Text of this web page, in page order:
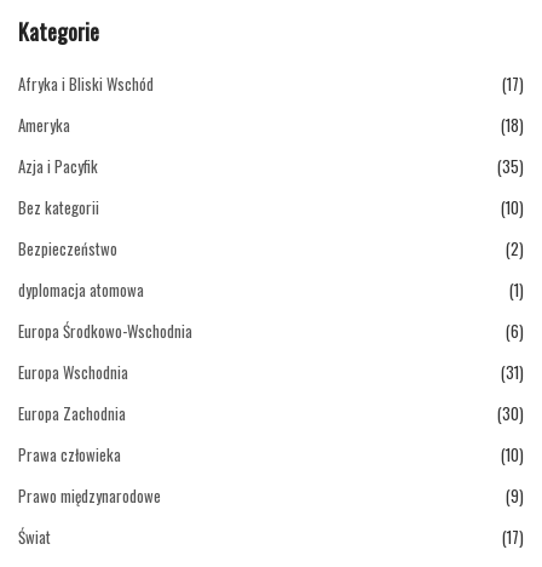
Kategorie
Afryka i Bliski Wschód
(17)
Ameryka
(18)
Azja i Pacyfik
(35)
Bez kategorii
(10)
Bezpieczeństwo
(2)
dyplomacja atomowa
(1)
Europa Środkowo-Wschodnia
(6)
Europa Wschodnia
(31)
Europa Zachodnia
(30)
Prawa człowieka
(10)
Prawo międzynarodowe
(9)
Świat
(17)